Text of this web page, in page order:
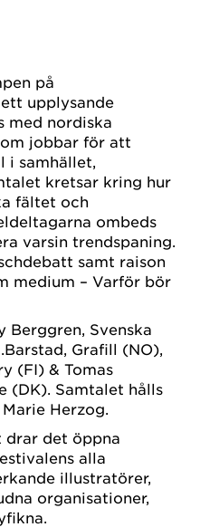
på
upplysande
med nordiska
jobbar för att
i samhället,
kretsar kring hur
fältet och
ombeds
varsin trendspaning.
samt raison
medium – Varför bör
Berggren, Svenska
Grafill (NO),
(FI) & Tomas
(DK). Samtalet hålls
Herzog.
drar det öppna
alla
illustratörer,
organisationer,